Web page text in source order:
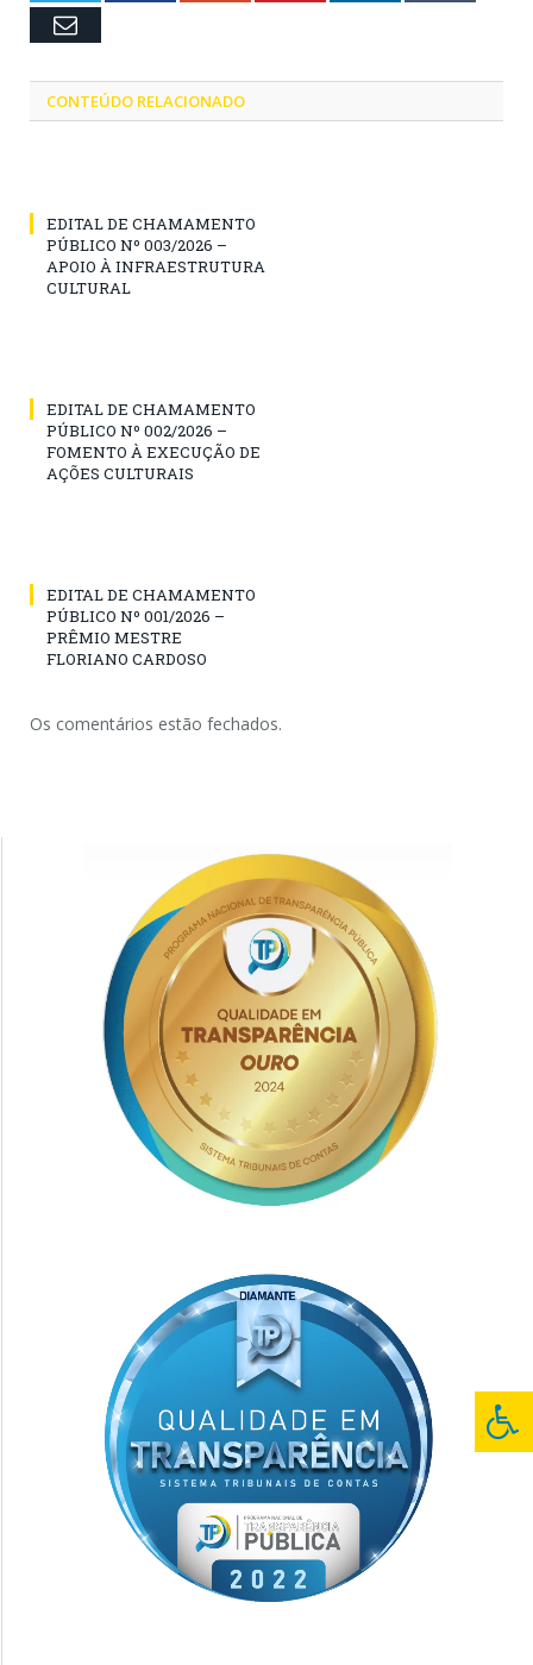
Email
CONTEÚDO RELACIONADO
EDITAL DE CHAMAMENTO
PÚBLICO Nº 003/2026 –
APOIO À INFRAESTRUTURA
CULTURAL
EDITAL DE CHAMAMENTO
PÚBLICO Nº 002/2026 –
FOMENTO À EXECUÇÃO DE
AÇÕES CULTURAIS
EDITAL DE CHAMAMENTO
PÚBLICO Nº 001/2026 –
PRÊMIO MESTRE
FLORIANO CARDOSO
Os comentários estão fechados.